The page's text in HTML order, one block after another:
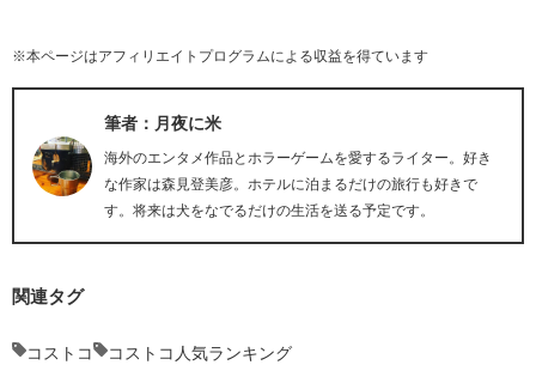
※本ページはアフィリエイトプログラムによる収益を得ています
筆者：月夜に米
海外のエンタメ作品とホラーゲームを愛するライター。好き
な作家は森見登美彦。ホテルに泊まるだけの旅行も好きで
す。将来は犬をなでるだけの生活を送る予定です。
関連タグ
コストコ コストコ人気ランキング